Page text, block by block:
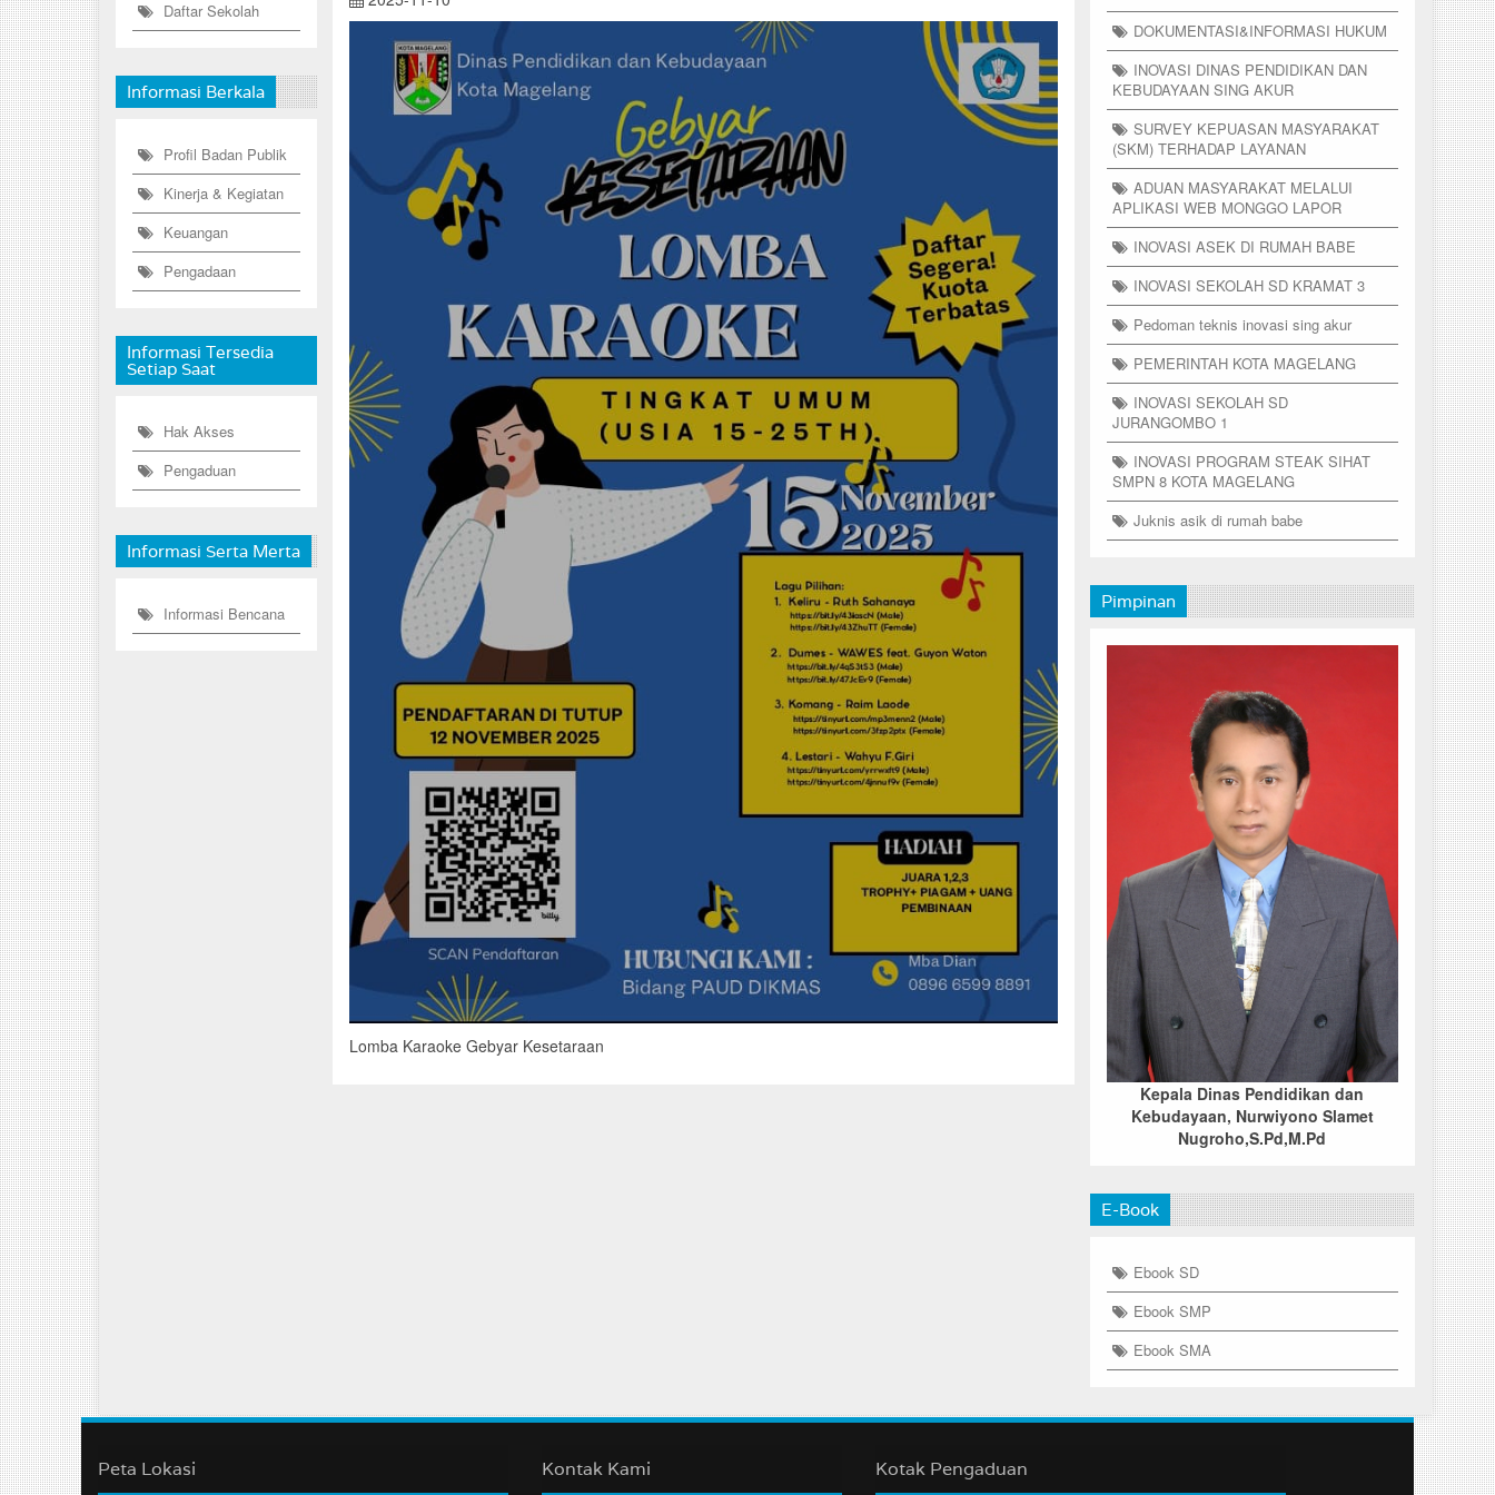
Daftar Sekolah
Informasi Berkala
Profil Badan Publik
Kinerja & Kegiatan
Keuangan
Pengadaan
Informasi Tersedia
Setiap Saat
Hak Akses
Pengaduan
Informasi Serta Merta
Informasi Bencana
Lomba Karaoke Gebyar Kesetaraan
DOKUMENTASI&INFORMASI HUKUM
INOVASI DINAS PENDIDIKAN DAN
KEBUDAYAAN SING AKUR
SURVEY KEPUASAN MASYARAKAT
(SKM) TERHADAP LAYANAN
ADUAN MASYARAKAT MELALUI
APLIKASI WEB MONGGO LAPOR
INOVASI ASEK DI RUMAH BABE
INOVASI SEKOLAH SD KRAMAT 3
Pedoman teknis inovasi sing akur
PEMERINTAH KOTA MAGELANG
INOVASI SEKOLAH SD
JURANGOMBO 1
INOVASI PROGRAM STEAK SIHAT
SMPN 8 KOTA MAGELANG
Juknis asik di rumah babe
Pimpinan
Kepala Dinas Pendidikan dan
Kebudayaan, Nurwiyono Slamet
Nugroho,S.Pd,M.Pd
E-Book
Ebook SD
Ebook SMP
Ebook SMA
Peta Lokasi Kontak Kami Kotak Pengaduan